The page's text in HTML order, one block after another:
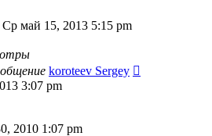
Ср май 15, 2013 5:15 pm
koroteev Sergey
3:07 pm
2010 1:07 pm